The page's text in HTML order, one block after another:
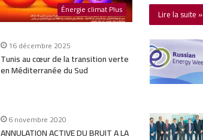
Énergie climat Plus
Lire la suite »
16 décembre 2025
Tunis au cœur de la transition verte
en Méditerranée du Sud
6 novembre 2020
ANNULATION ACTIVE DU BRUIT A LA